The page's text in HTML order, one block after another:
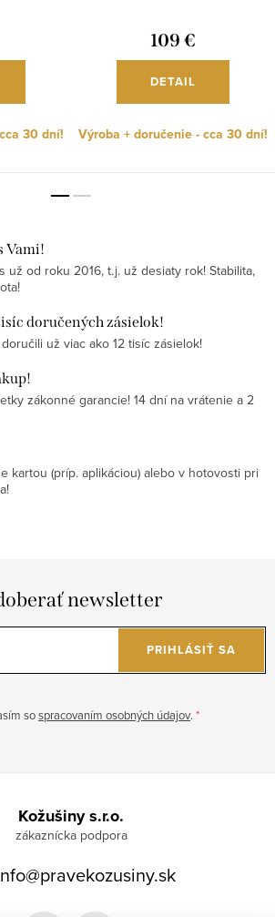
30 dní!
109 €
DETAIL
Výroba + doručenie - cca 30 dní!
Vami!
už od roku 2016, t.j. už desiaty rok! Stabilita,
doručených zásielok!
už viac ako 12 tisíc zásielok!
zákonné garancie! 14 dní na vrátenie a 2
kartou (príp. aplikáciou) alebo v hotovosti pri
newsletter
sospracovaním osobných údajov.
PRIHLÁSIŤ SA
Kožušiny s.r.o.
@pravekozusiny.sk